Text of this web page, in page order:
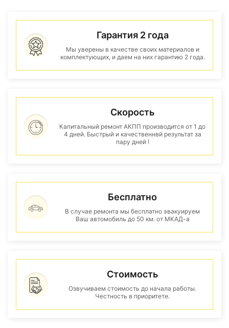
Гарантия 2 года
Мы уверены в качестве своих материалов и
комплектующих, и даем на них гарантию 2 года.
Скорость
Капитальный ремонт АКПП производится от 1 до
4 дней. Быстрый и качественнвй результат за
пару дней !
Бесплатно
В случае ремонта мы бесплатно эвакуируем
Ваш автомобиль до 50 км. от МКАД-а
Стоимость
Озвучиваем стоимость до начала работы.
Честность в приоритете.